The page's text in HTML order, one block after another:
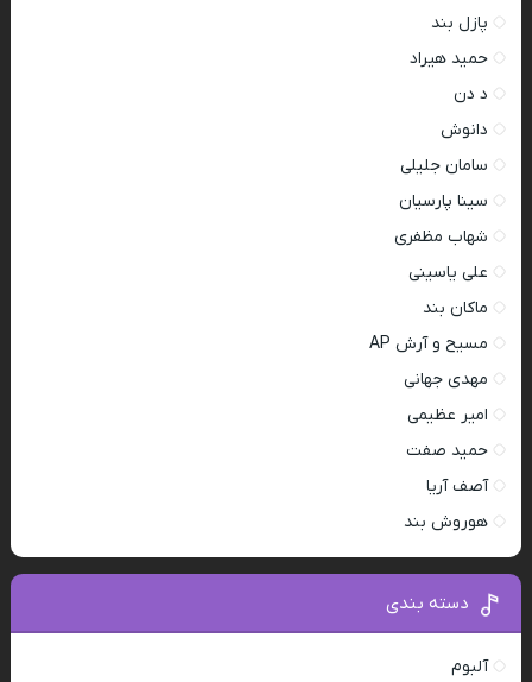
پازل بند
حمید هیراد
د دن
دانوش
سامان جلیلی
سینا پارسیان
شهاب مظفری
علی یاسینی
ماکان بند
مسیح و آرش AP
مهدی جهانی
امیر عظیمی
حمید صفت
آصف آریا
هوروش بند
دسته بندی
آلبوم